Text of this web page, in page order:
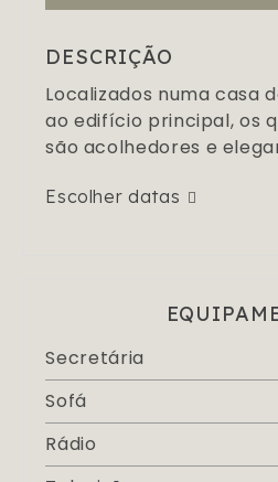
DESCRIÇÃO
Localizados numa casa
ao edifício principal, os
são acolhedores e
Escolher datas
Secretária
Sofá
Rádio